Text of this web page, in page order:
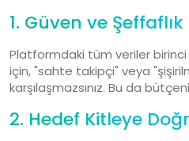
1. Güven ve Şeffaflık
Platformdaki tüm veriler
için, "sahte takipçi" veya
karşılaşmazsınız. Bu da
2. Hedef Kitleye